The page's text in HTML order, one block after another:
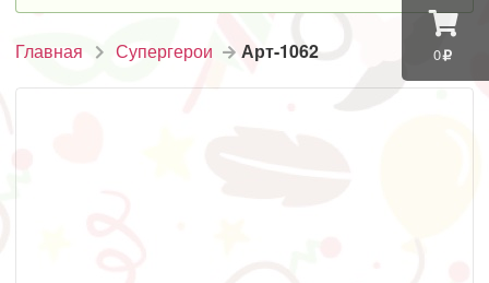
0
Главная Супергерои Арт-1062